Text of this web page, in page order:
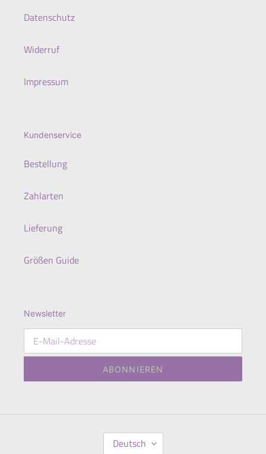
Datenschutz
Widerruf
Impressum
Kundenservice
Bestellung
Zahlarten
Lieferung
Größen Guide
Newsletter
ABONNIEREN
Deutsch